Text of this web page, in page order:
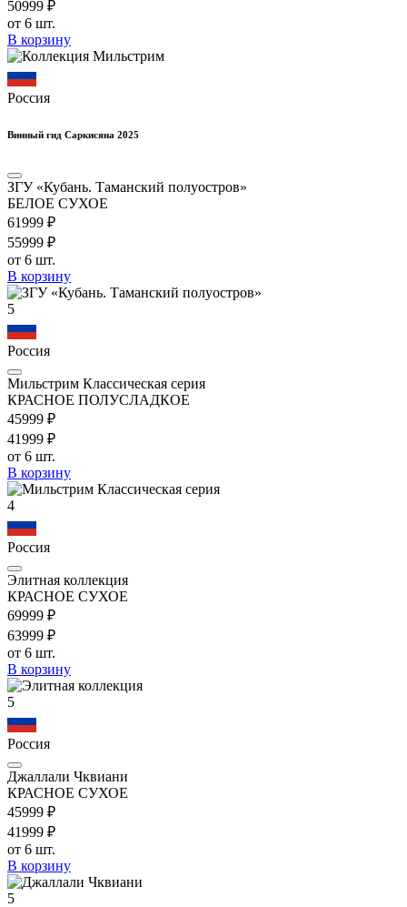
50999 ₽
от 6 шт.
В корзину
Россия
Винный гид Саркисяна 2025
ЗГУ «Кубань. Таманский полуостров»
БЕЛОЕ СУХОЕ
61999 ₽
55999 ₽
от 6 шт.
В корзину
5
Россия
Мильстрим Классическая серия
КРАСНОЕ ПОЛУСЛАДКОЕ
45999 ₽
41999 ₽
от 6 шт.
В корзину
4
Россия
Элитная коллекция
КРАСНОЕ СУХОЕ
69999 ₽
63999 ₽
от 6 шт.
В корзину
5
Россия
Джаллали Чквиани
КРАСНОЕ СУХОЕ
45999 ₽
41999 ₽
от 6 шт.
В корзину
5